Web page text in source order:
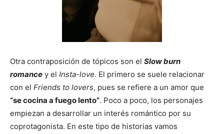
Otra contraposición de tópicos son el Slow burn
romance y el Insta-love. El primero se suele relacionar
con el Friends to lovers, pues se refiere a un amor que
“se cocina a fuego lento”. Poco a poco, los personajes
empiezan a desarrollar un interés romántico por su
coprotagonista. En este tipo de historias vamos